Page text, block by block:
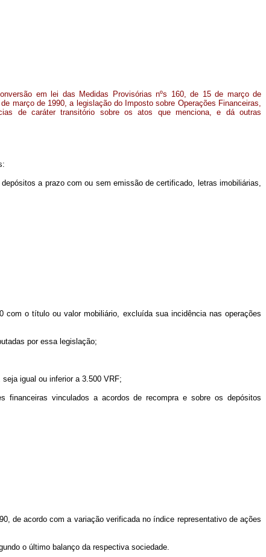
em lei das Medidas Provisórias nºs 160, de 15 de março de
março de 1990, a legislação do Imposto sobre Operações Financeiras,
de caráter transitório sobre os atos que menciona, e dá outras
a prazo com ou sem emissão de certificado, letras imobiliárias,
o título ou valor mobiliário, excluída sua incidência nas operações
por essa legislação;
igual ou inferior a 3.500 VRF;
vinculados a acordos de recompra e sobre os depósitos
de acordo com a variação verificada no índice representativo de ações
o último balanço da respectiva sociedade.